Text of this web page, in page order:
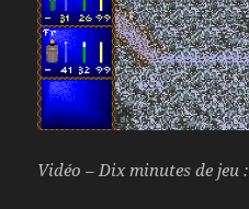
Vidéo – Dix minutes de jeu :